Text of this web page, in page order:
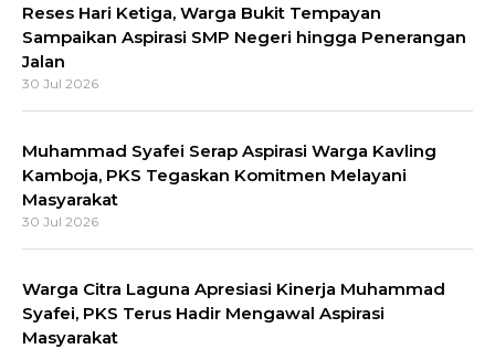
Reses Hari Ketiga, Warga Bukit Tempayan
Sampaikan Aspirasi SMP Negeri hingga Penerangan
Jalan
30 Jul 2026
Muhammad Syafei Serap Aspirasi Warga Kavling
Kamboja, PKS Tegaskan Komitmen Melayani
Masyarakat
30 Jul 2026
Warga Citra Laguna Apresiasi Kinerja Muhammad
Syafei, PKS Terus Hadir Mengawal Aspirasi
Masyarakat